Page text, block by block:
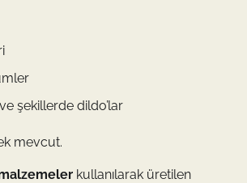
şekillerde dildo’lar
mevcut.
kullanılarak üretilen